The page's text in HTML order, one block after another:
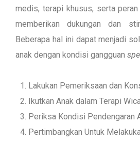
medis, terapi khusus, serta
memberikan dukungan dan
Beberapa hal ini dapat menjadi
anak dengan kondisi gangguan
Lakukan Pemeriksaan dan
Ikutkan Anak dalam Terapi
Periksa Kondisi Pendengaran
Pertimbangkan Untuk